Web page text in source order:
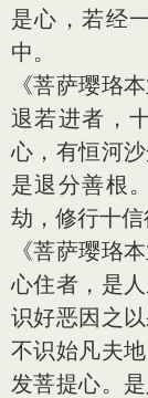
是心，若经
中。
《菩萨璎珞
退若进者，
心，有恒河
是退分善根
劫，修行十信
《菩萨璎珞
心住者，是
识好恶因之
不识始凡夫
发菩提心。